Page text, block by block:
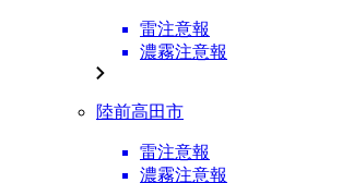
雷注意報
濃霧注意報
陸前高田市
雷注意報
濃霧注意報